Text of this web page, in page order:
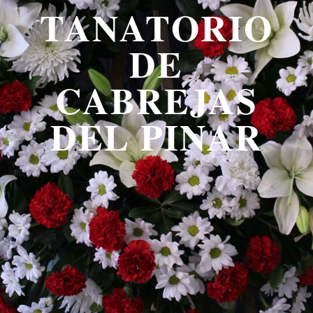
TANATORIO
DE
CABREJAS
DEL PINAR